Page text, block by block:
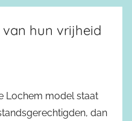
hun vrijheid
Lochem model staat
dan